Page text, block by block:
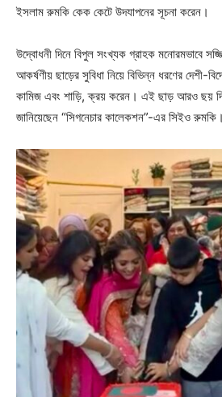
ইসলাম রুমকি কেক কেটে উদযাপনের সূচনা করেন।
উদ্বোধনী দিনে বিপুল সংখ্যক গ্রাহক মনোরমভাবে
আকর্ষণীয় ছাড়ের সুবিধা নিয়ে বিভিন্ন ধরণের দেশী-
কামিজ এবং শাড়ি, ক্রয় করেন। এই ছাড় আরও ছয়
জানিয়েছেন “সিগনেচার কালেকশন”-এর সিইও রুমকি।